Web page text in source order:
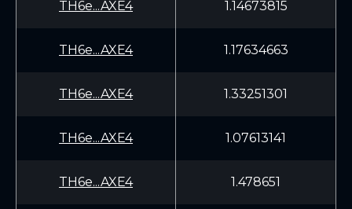
TH6e...AXE4 1.14673815
TH6e...AXE4 1.17634663
TH6e...AXE4 1.33251301
TH6e...AXE4 1.07613141
TH6e...AXE4 1.478651